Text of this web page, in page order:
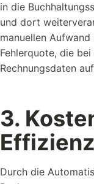
in die
und dort
manuellen
Fehlerquote, die
Rechnungsdaten
3.
Durch die